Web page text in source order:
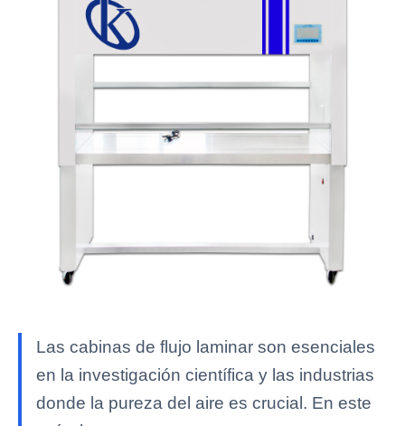
Las cabinas de flujo laminar son esenciales
en la investigación científica y las industrias
donde la pureza del aire es crucial. En este